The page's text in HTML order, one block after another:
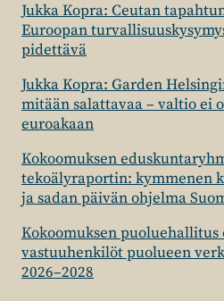
Jukka Kopra: Ceutan
Euroopan
pidettävä
Jukka Kopra: Garden
mitään salattavaa – valtio ei
euroakaan
Kokoomuksen
tekoälyraportin: kymmenen
ja sadan päivän ohjelma
Kokoomuksen
vastuuhenkilöt puolueen
2026–2028